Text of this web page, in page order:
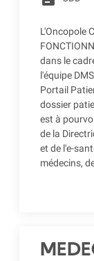
L'Oncopole
dans le
l'équipe
Portail
dossier
est à
de la
et de l'e-
médecins,